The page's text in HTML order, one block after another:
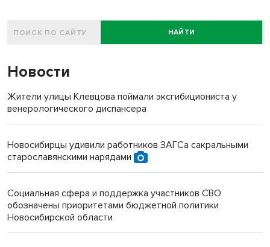
НАЙТИ
Новости
Жители улицы Клевцова поймали эксгибициониста у
венерологического диспансера
Новосибирцы удивили работников ЗАГСа сакральными
старославянскими нарядами
Социальная сфера и поддержка участников СВО
обозначены приоритетами бюджетной политики
Новосибирской области